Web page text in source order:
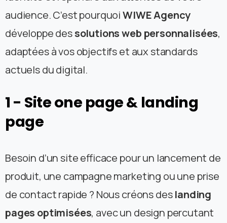
audience. C’est pourquoiWIWE Agency
développe dessolutions web personnalisées,
adaptées à vos objectifs et aux standards
actuels du digital.
1 - Siteone page& landing
page
Besoin d’un site efficace pour un lancement de
produit, une campagne marketing ou une prise
de contact rapide ? Nous créons deslanding
pages optimisées, avec un design percutant